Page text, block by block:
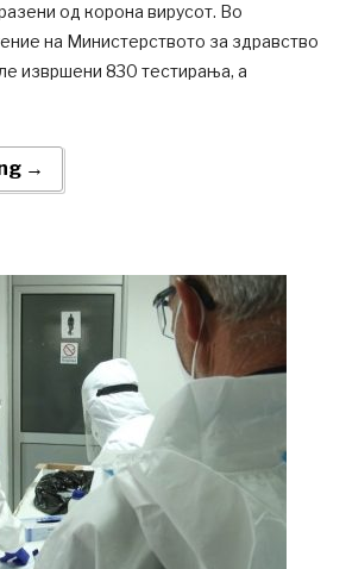
од корона вирусот. Во
на Министерството за здравство
извршени 830 тестирања, а
→